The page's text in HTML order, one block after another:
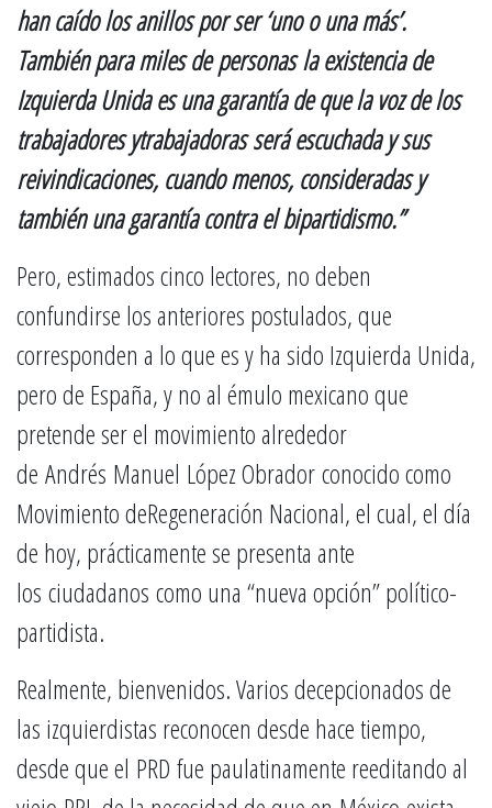
han caído los anillos por ser ‘uno o una más’.
También para miles de personas la existencia de
Izquierda Unida es una garantía de que la voz de los
trabajadores ytrabajadoras será escuchada y sus
reivindicaciones, cuando menos, consideradas y
también una garantía contra el bipartidismo.”
Pero, estimados cinco lectores, no deben
confundirse los anteriores postulados, que
corresponden a lo que es y ha sido Izquierda Unida,
pero de España, y no al émulo mexicano que
pretende ser el movimiento alrededor
de Andrés Manuel López Obrador conocido como
Movimiento deRegeneración Nacional, el cual, el día
de hoy, prácticamente se presenta ante
los ciudadanos como una “nueva opción” político-
partidista.
Realmente, bienvenidos. Varios decepcionados de
las izquierdistas reconocen desde hace tiempo,
desde que el PRD fue paulatinamente reeditando al